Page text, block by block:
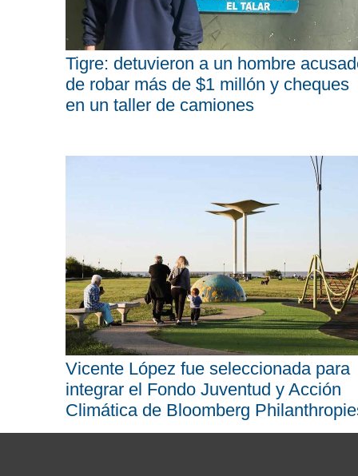
Tigre: detuvieron a un hombre
de robar más de $1 millón y cheques
en un taller de camiones
Vicente López fue seleccionada para
integrar el Fondo Juventud y Acción
Climática de Bloomberg